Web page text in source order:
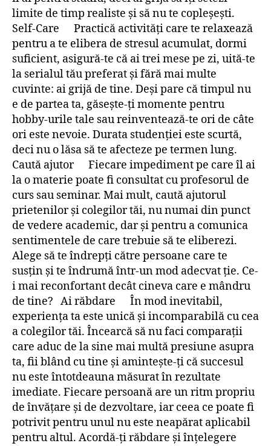
limite de timp realiste și să nu te copleșești.
Self-Care Practică activități care te relaxează
pentru a te elibera de stresul acumulat, dormi
suficient, asigură-te că ai trei mese pe zi, uită-te
la serialul tău preferat și fără mai multe
cuvinte: ai grijă de tine. Deși pare că timpul nu
e de partea ta, găsește-ți momente pentru
hobby-urile tale sau reinventează-te ori de câte
ori este nevoie. Durata studenției este scurtă,
deci nu o lăsa să te afecteze pe termen lung.
Caută ajutor Fiecare impediment pe care îl ai
la o materie poate fi consultat cu profesorul de
curs sau seminar. Mai mult, caută ajutorul
prietenilor și colegilor tăi, nu numai din punct
de vedere academic, dar și pentru a comunica
sentimentele de care trebuie să te eliberezi.
Alege să te îndrepți către persoane care te
susțin și te îndrumă într-un mod adecvat ție. Ce-
i mai reconfortant decât cineva care e mândru
de tine? Ai răbdare În mod inevitabil,
experiența ta este unică și incomparabilă cu cea
a colegilor tăi. Încearcă să nu faci comparații
care aduc de la sine mai multă presiune asupra
ta, fii blând cu tine și amintește-ți că succesul
nu este întotdeauna măsurat în rezultate
imediate. Fiecare persoană are un ritm propriu
de învățare și de dezvoltare, iar ceea ce poate fi
potrivit pentru unul nu este neapărat aplicabil
pentru altul. Acordă-ți răbdare și înțelegere